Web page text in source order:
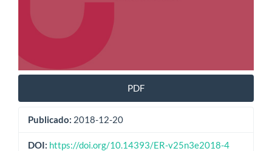
PDF
Publicado: 2018-12-20
DOI: https://doi.org/10.14393/ER-v25n3e2018-4